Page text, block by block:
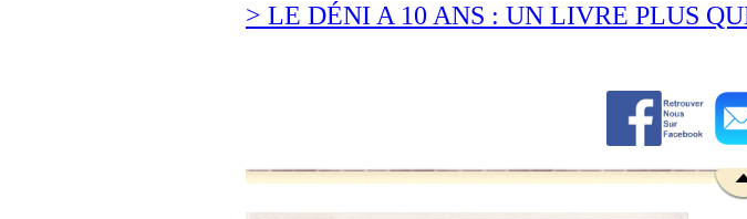
> LE DÉNI A 10 ANS : UN LIVRE PLUS